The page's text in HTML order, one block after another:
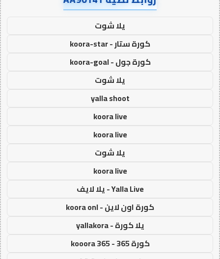
يلا شوت
كورة ستار - koora-star
كورة جول - koora-goal
يلا شوت
yalla shoot
koora live
koora live
يلا شوت
koora live
Yalla Live - يلا لايف
كورة اون لاين - koora onl
يلا كورة - yallakora
كورة 365 - kooora 365